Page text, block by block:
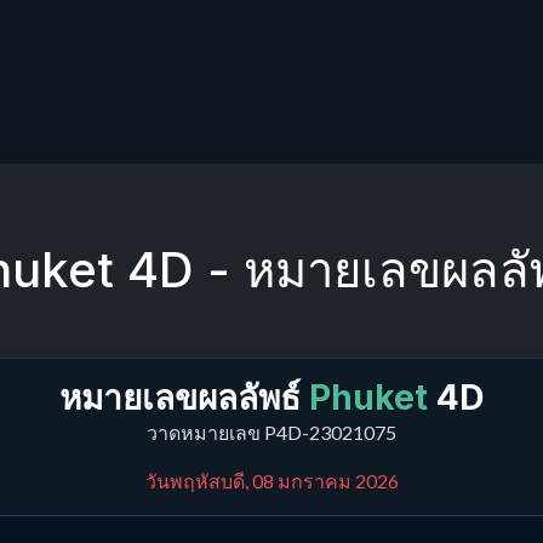
4D - หมายเลขผล
หมายเลขผลลัพธ์ Phuket 4D
วาดหมายเลข P4D-23021075
วันพฤหัสบดี, 08 มกราคม 2026